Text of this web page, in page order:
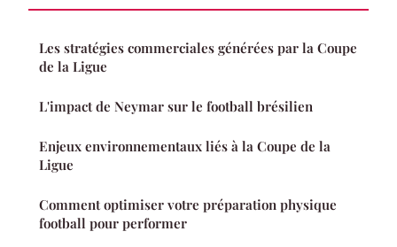
Les stratégies commerciales générées par la Coupe
de la Ligue
L'impact de Neymar sur le football brésilien
Enjeux environnementaux liés à la Coupe de la
Ligue
Comment optimiser votre préparation physique
football pour performer